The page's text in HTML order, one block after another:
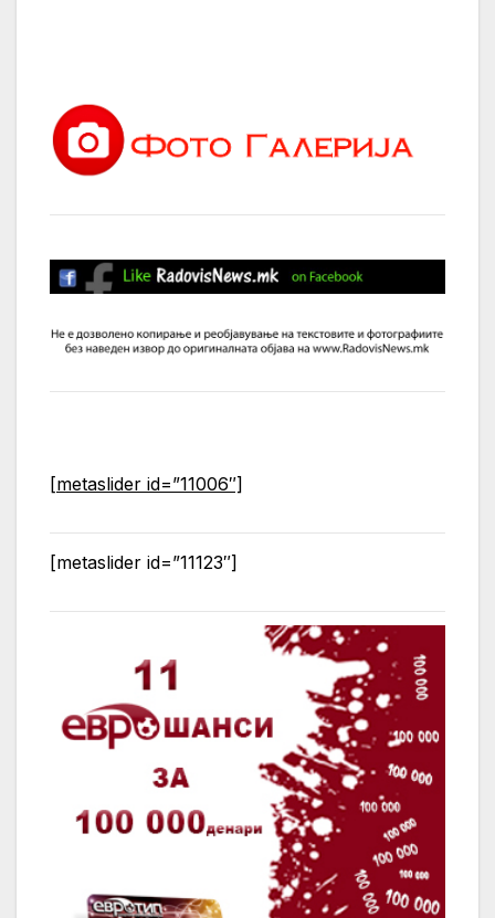
[metaslider id=”11006″]
[metaslider id=”11123″]